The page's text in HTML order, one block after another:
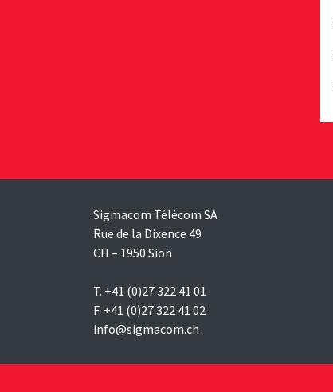
Sigmacom Télécom SA
Rue de la Dixence 49
CH – 1950 Sion
T. +41 (0)27 322 41 01
F. +41 (0)27 322 41 02
info@sigmacom.ch